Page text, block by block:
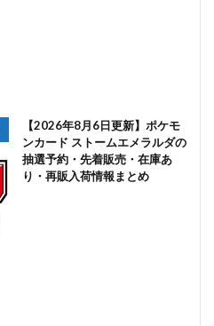
【2026年8月6日更新】ポケモ
ンカード ストームエメラルダの
抽選予約・先着販売・在庫あ
り・再販入荷情報まとめ